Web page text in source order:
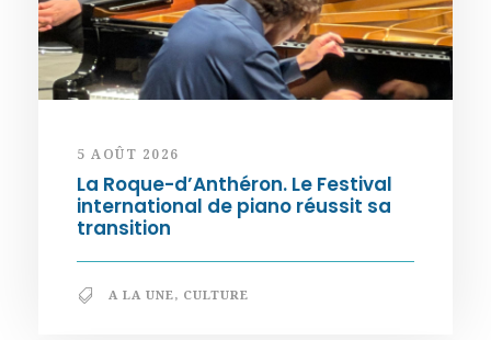
5 AOÛT 2026
La Roque-d’Anthéron. Le Festival
international de piano réussit sa
transition
A LA UNE, CULTURE